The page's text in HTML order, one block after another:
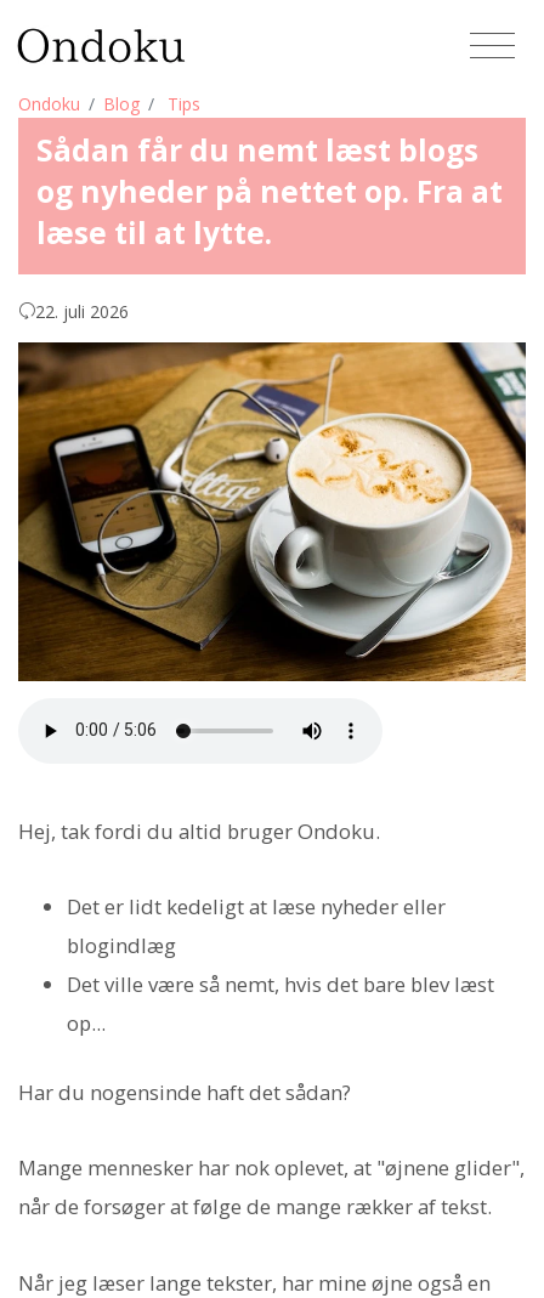
Ondoku Blog Tips
Sådan får du nemt læst blogs
og nyheder på nettet op. Fra at
læse til at lytte.
22. juli 2026
Hej, tak fordi du altid bruger Ondoku.
Det er lidt kedeligt at læse nyheder eller
blogindlæg
Det ville være så nemt, hvis det bare blev læst
op...
Har du nogensinde haft det sådan?
Mange mennesker har nok oplevet, at "øjnene glider",
når de forsøger at følge de mange rækker af tekst.
Når jeg læser lange tekster, har mine øjne også en